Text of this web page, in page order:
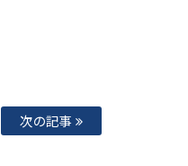
次の記事